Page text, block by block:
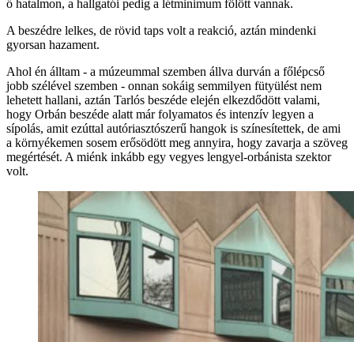
ő hatalmon, a hallgatói pedig a létminimum fölött vannak.
A beszédre lelkes, de rövid taps volt a reakció, aztán mindenki
gyorsan hazament.
Ahol én álltam - a múzeummal szemben állva durván a főlépcső
jobb szélével szemben - onnan sokáig semmilyen fütyülést nem
lehetett hallani, aztán Tarlós beszéde elején elkezdődött valami,
hogy Orbán beszéde alatt már folyamatos és intenzív legyen a
sípolás, amit ezúttal autóriasztószerű hangok is színesítettek, de ami
a környékemen sosem erősödött meg annyira, hogy zavarja a szöveg
megértését. A miénk inkább egy vegyes lengyel-orbánista szektor
volt.